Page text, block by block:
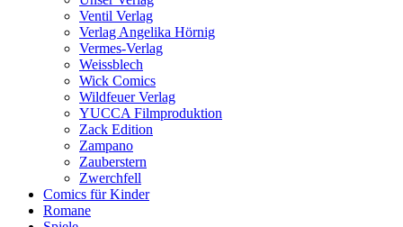
Ventil Verlag
Verlag Angelika Hörnig
Vermes-Verlag
Weissblech
Wick Comics
Wildfeuer Verlag
YUCCA Filmproduktion
Zack Edition
Zampano
Zauberstern
Zwerchfell
Comics für Kinder
Romane